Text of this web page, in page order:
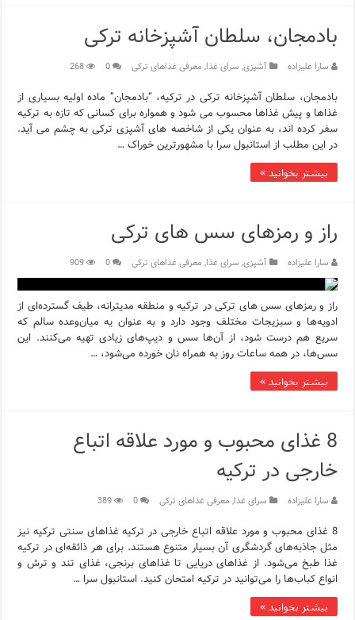
بادمجان، سلطان آشپزخانه ترکی
سارا علیزاده آشپزی, سرای غذا, معرفی غذاهای ترکی 0
268
بادمجان، سلطان آشپزخانه ترکی در ترکیه، “بادمجان” ماده اولیه بسیاری از
غذاها و پیش غذاها محسوب می شود و همواره برای کسانی که تازه به ترکیه
سفر کرده اند، به عنوان یکی از شاخصه های آشپزی ترکی به چشم می آید.
در این مطلب از استانبول سرا با مشهورترین خوراک …
بیشتر بخوانید »
راز و رمزهای سس های ترکی
سارا علیزاده آشپزی, سرای غذا, معرفی غذاهای ترکی 0
909
راز و رمزهای سس های ترکی در ترکیه و منطقه مدیترانه، طیف گسترده‌ای از
ادویه‌ها و سبزیجات مختلف وجود دارد و به عنوان یه میان‌وعده سالم که
سریع هم درست شود، از آن‌ها سس و دیپ‌های زیادی تهیه می‌کنند. این
سس‌ها، در همه ساعات روز به همراه نان خورده می‌شود، …
بیشتر بخوانید »
8 غذای محبوب و مورد علاقه اتباع
خارجی در ترکیه
سارا علیزاده سرای غذا, معرفی غذاهای ترکی 0
389
8 غذای محبوب و مورد علاقه اتباع خارجی در ترکیه غذاهای سنتی ترکیه نیز
مثل جاذبه‌های گردشگری آن بسیار متنوع هستند. برای هر ذائقه‌ای در ترکیه
غذا طبخ می‌شود. از غذاهای دریایی تا غذاهای برنجی، غذای تند و ترش و
انواع کباب‌ها را می‌توانید در ترکیه امتحان کنید. استانبول سرا …
بیشتر بخوانید »